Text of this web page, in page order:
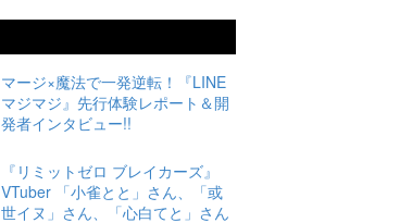
マージ×魔法で一発逆転！『LINE
マジマジ』先行体験レポート＆開
発者インタビュー!!
『リミットゼロ ブレイカーズ』
VTuber 「小雀とと」さん、「或
世イヌ」さん、「心白てと」さん